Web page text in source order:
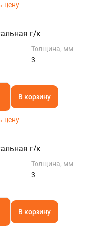
цену
г/к
Толщина, мм
3
В корзину
цену
г/к
Толщина, мм
3
В корзину